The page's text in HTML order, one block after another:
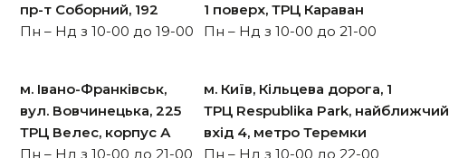
пр-т Cоборний, 192
Пн – Нд з 10-00 до 19-00
1 поверх, ТРЦ Караван
Пн – Нд з 10-00 до 21-00
м. Івано-Франківськ,
вул. Вовчинецька, 225
ТРЦ Велес, корпус А
Пн – Нд з 10-00 до 21-00
м. Київ, Кільцева дорога, 1
ТРЦ Respublika Park, найближчий
вхід 4, метро Теремки
Пн – Нд з 10-00 до 22-00